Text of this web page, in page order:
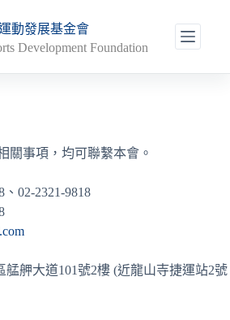
動發展基金會
Development Foundation
關事項，均可聯繫本會。
、02-2321-9818
艋舺大道101號2樓 (近龍山寺捷運站2號